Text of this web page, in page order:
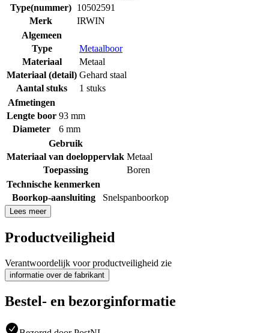
Type(nummer)
10502591
Merk
IRWIN
Algemeen
Type
Metaalboor
Materiaal
Metaal
Materiaal (detail) Gehard staal
Aantal stuks
1 stuks
Afmetingen
Lengte boor 93 mm
Diameter
6 mm
Gebruik
Materiaal van doeloppervlak Metaal
Toepassing
Boren
Technische kenmerken
Boorkop-aansluiting
Snelspanboorkop
Lees meer
Productveiligheid
Verantwoordelijk voor productveiligheid zie
informatie over de fabrikant
Bestel- en bezorginformatie